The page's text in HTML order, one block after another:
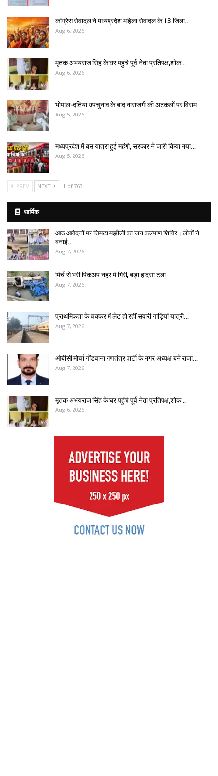
कांग्रेस सेवादल ने मध्यप्रदेश महिला सेवादल के 13 जिला…
Aug 6, 2026
मृतक अभयराज सिंह के घर पहुंचे पूर्व नेता प्रतिपक्ष,शोक…
Aug 6, 2026
भोपाल-दतिया उपचुनाव के बाद नाराजगी की अटकलों पर विराम
Aug 5, 2026
मध्यप्रदेश में बस यात्रा हुई महंगी, सरकार ने जारी किया नया…
Aug 5, 2026
PREV NEXT 1 of 763
धार्मिक
आठ आवेदनों पर सिमटा मझौली का जन कल्याण शिविर। लोगों ने
बनाई…
Aug 7, 2026
मिर्च से भरी पिकअप नहर में गिरी, बड़ा हादसा टला
Aug 7, 2026
प्राथमिकता के चक्कर में लेट हो रहीं सवारी गाड़ियां यात्री…
Aug 7, 2026
ओबीसी मोर्चा गोंडवाना गणतंत्र पार्टी के नगर अध्यक्ष बने राजा…
Aug 7, 2026
मृतक अभयराज सिंह के घर पहुंचे पूर्व नेता प्रतिपक्ष,शोक…
Aug 6, 2026